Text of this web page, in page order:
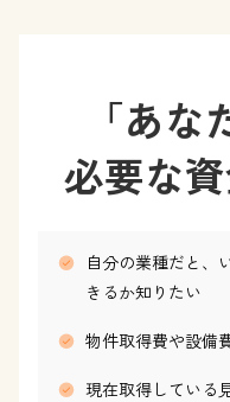
「あ
必要な
自分の業種だと、
きるか知りたい
物件取得費や設備
現在取得している